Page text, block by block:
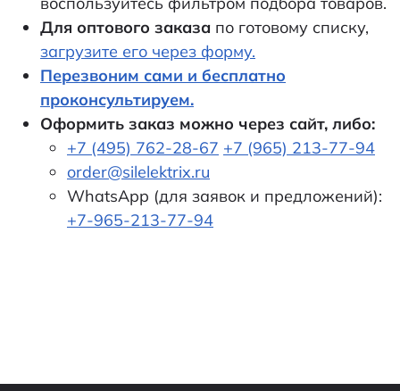
Для оптового заказа по готовому списку,
загрузите его через форму.
Перезвоним сами и бесплатно
проконсультируем.
Оформить заказ можно через сайт, либо:
+7 (495) 762-28-67 +7 (965) 213-77-94
order@silelektrix.ru
WhatsApp (для заявок и предложений):
+7-965-213-77-94